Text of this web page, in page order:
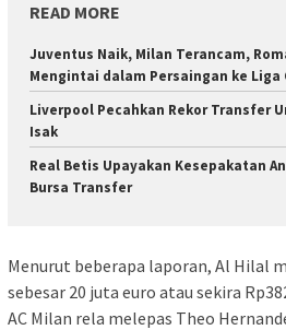
READ MORE
Juventus Naik, Milan Terancam,
Mengintai dalam Persaingan ke Liga
Liverpool Pecahkan Rekor Transfer
Isak
Real Betis Upayakan Kesepakatan
Bursa Transfer
Menurut beberapa laporan, Al Hilal
sebesar 20 juta euro atau sekira
AC Milan rela melepas Theo